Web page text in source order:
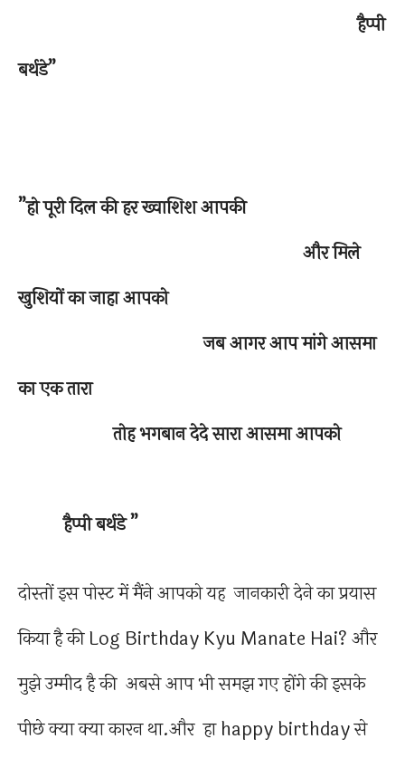
हैप्पी
बर्थडे”
”हो पूरी दिल की हर ख्वाशिश आपकी
और मिले
खुशियों का जाहा आपको
जब आगर आप मांगे आसमा
का एक तारा
तोह भगबान देदे सारा आसमा आपको
हैप्पी बर्थडे ”
दोस्तों इस पोस्ट में मैंने आपको यह जानकारी देने का प्रयास
किया है की Log Birthday Kyu Manate Hai? और
मुझे उम्मीद है की अबसे आप भी समझ गए होंगे की इसके
पीछे क्या क्या कारन था.और हा happy birthday से